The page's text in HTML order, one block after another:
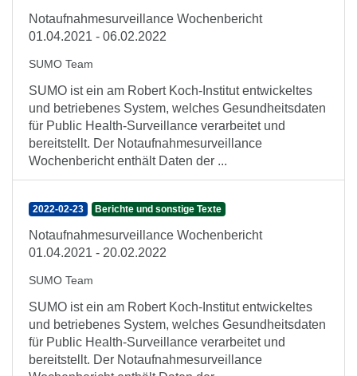
Notaufnahmesurveillance Wochenbericht
01.04.2021 - 06.02.2022
SUMO Team
SUMO ist ein am Robert Koch-Institut entwickeltes
und betriebenes System, welches Gesundheitsdaten
für Public Health-Surveillance verarbeitet und
bereitstellt. Der Notaufnahmesurveillance
Wochenbericht enthält Daten der ...
2022-02-23 Berichte und sonstige Texte
Notaufnahmesurveillance Wochenbericht
01.04.2021 - 20.02.2022
SUMO Team
SUMO ist ein am Robert Koch-Institut entwickeltes
und betriebenes System, welches Gesundheitsdaten
für Public Health-Surveillance verarbeitet und
bereitstellt. Der Notaufnahmesurveillance